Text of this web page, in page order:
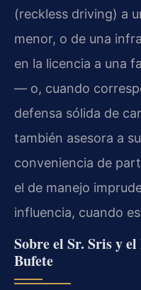
(reckless driving) a
menor, o de una
en la licencia a una
— o, cuando
defensa sólida de
también asesora a
conveniencia de
el de manejo
influencia, cuando
Sobre el Sr. Sris y
Bufete